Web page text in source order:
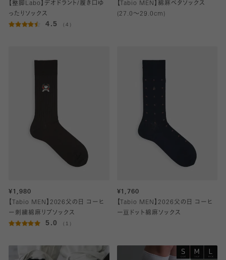
【整脚Labo】デオドラント/履き口ゆ
ったりソックス
4.5 （4）
【Tabio MEN】綿麻ベタソックス
(27.0～29.0cm)
¥1,980
【Tabio MEN】2026父の日 コーヒ
ー刺繍綿麻リブソックス
5.0 （1）
¥1,760
【Tabio MEN】2026父の日 コーヒ
ー豆ドット綿麻ソックス